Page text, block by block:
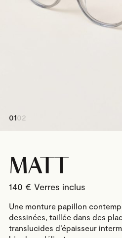
0102
MATT
140 €
Une monture papillon
dessinées, taillée dans des
translucides d’épaisseur